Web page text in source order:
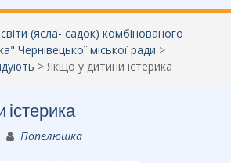
(ясла- садок) комбінованого
Чернівецької міської ради >
> Якщо у дитини істерика
Попелюшка